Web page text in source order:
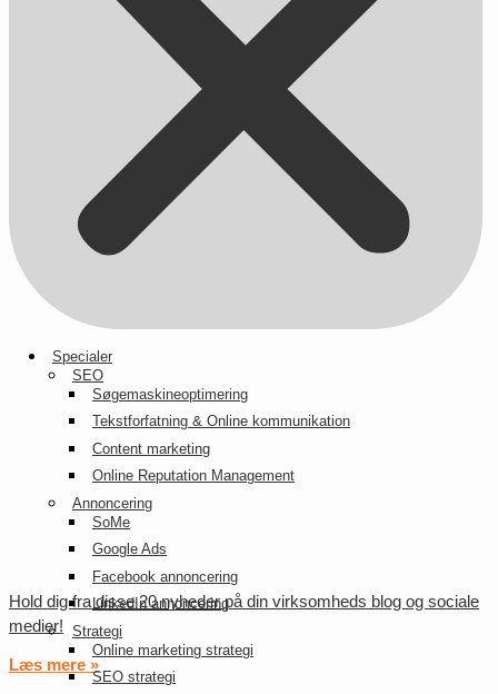
Specialer
SEO
Søgemaskineoptimering
Tekstforfatning & Online kommunikation
Content marketing
Online Reputation Management
Annoncering
SoMe
Google Ads
Facebook annoncering
LinkedIn annoncering
Strategi
Online marketing strategi
SEO strategi
Hold dig fra disse 20 nyheder på din virksomheds blog og sociale
medier!
Læs mere »